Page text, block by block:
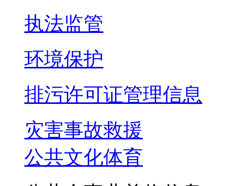
执法监管
环境保护
排污许可证管理信息
灾害事故救援
公共文化体育